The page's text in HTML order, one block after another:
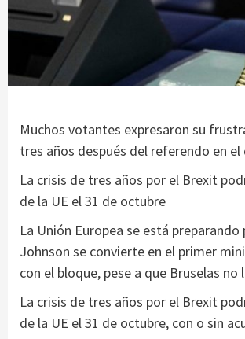
Muchos votantes expresaron su
tres años después del referendo en
La crisis de tres años por el Brexit
de la UE el 31 de octubre
La Unión Europea se está
Johnson se convierte en el primer
con el bloque, pese a que Bruselas no
La crisis de tres años por el Brexit
de la UE el 31 de octubre, con o sin